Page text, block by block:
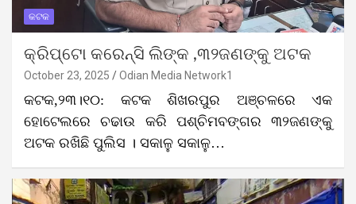
କଟକ
କ୍ରିପ୍ଟୋ କରେନ୍ସି ଲିଙ୍କ ,୩୨ଜଣଙ୍କୁ ଅଟକ
October 23, 2025 Odian Media Network1
କଟକ,୨୩।୧୦: କଟକ ଶିଖରପୁର ଅଞ୍ଚଳରେ ଏକ
ହୋଟେଲରେ ଚଢାଉ କରି ପଶ୍ଚିମବଙ୍ଗର ୩୨ଜଣଙ୍କୁ
ଅଟକ ରଖିଛି ପୁଲିସ । ସକାଳୁ ସକାଳୁ…